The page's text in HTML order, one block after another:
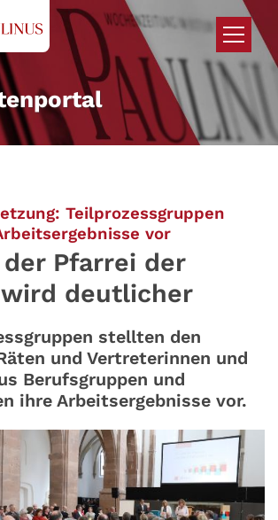
Teilprozessgruppen
vor:
Pfarrei der
deutlicher
stellten den
und Vertreterinnen und
Berufsgruppen und
ihre Arbeitsergebnisse vor.